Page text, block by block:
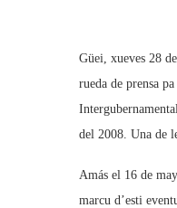
Güei, xueves 28
rueda de prensa
del 2008. Una de
Amás el 16 de
marcu d’esti